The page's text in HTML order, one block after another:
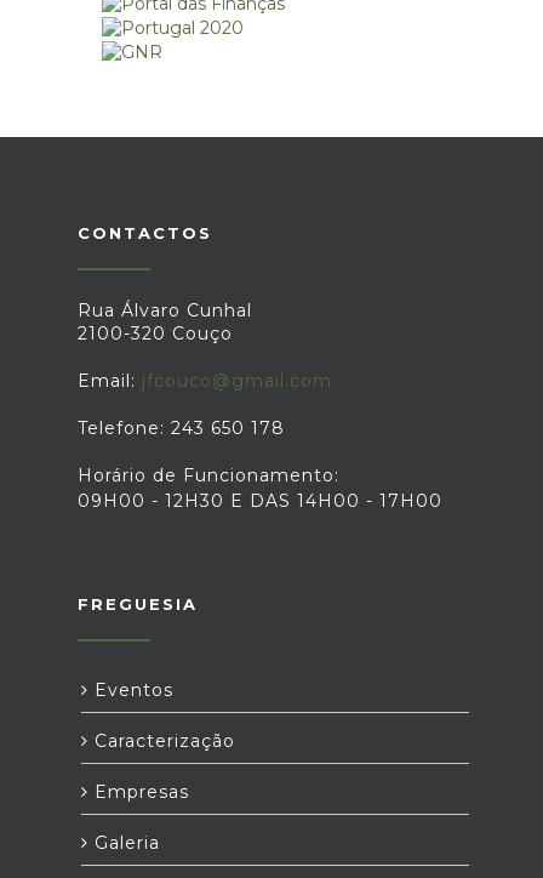
CONTACTOS
Rua Álvaro Cunhal
2100-320 Couço
Email: jfcouco@gmail.com
Telefone: 243 650 178
Horário de Funcionamento:
09H00 - 12H30 E DAS 14H00 - 17H00
FREGUESIA
Eventos
Caracterização
Empresas
Galeria